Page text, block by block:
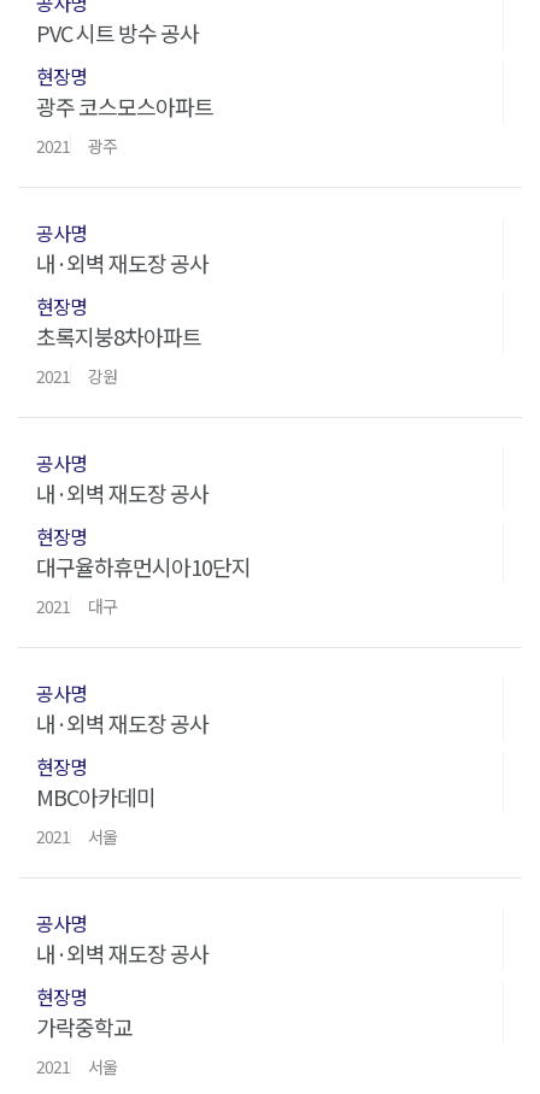
2021
PVC 시트 방수 공사
광주 코스모스아파트
광주
2021
내·외벽 재도장 공사
초록지붕8차아파트
강원
2021
내·외벽 재도장 공사
대구율하휴먼시아10단지
대구
2021
내·외벽 재도장 공사
MBC아카데미
서울
2021
내·외벽 재도장 공사
가락중학교
서울